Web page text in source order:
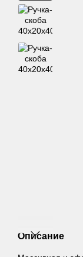
Описание